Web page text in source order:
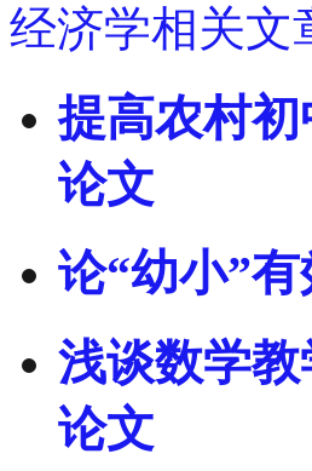
经济学相关文
提高农村
论文
论“幼小”
浅谈数学
论文